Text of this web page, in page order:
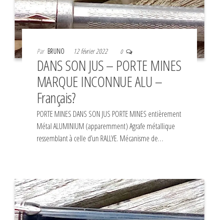
Par BRUNO 12 février 2022 0
DANS SON JUS – PORTE MINES
MARQUE INCONNUE ALU –
Français?
PORTE MINES DANS SON JUS PORTE MINES entièrement
Métal ALUMINIUM (apparemment) Agrafe métallique
ressemblant à celle d’un RALLYE. Mécanisme de…